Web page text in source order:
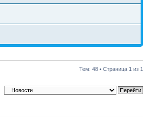
Тем: 48 • Страница 1 из 1